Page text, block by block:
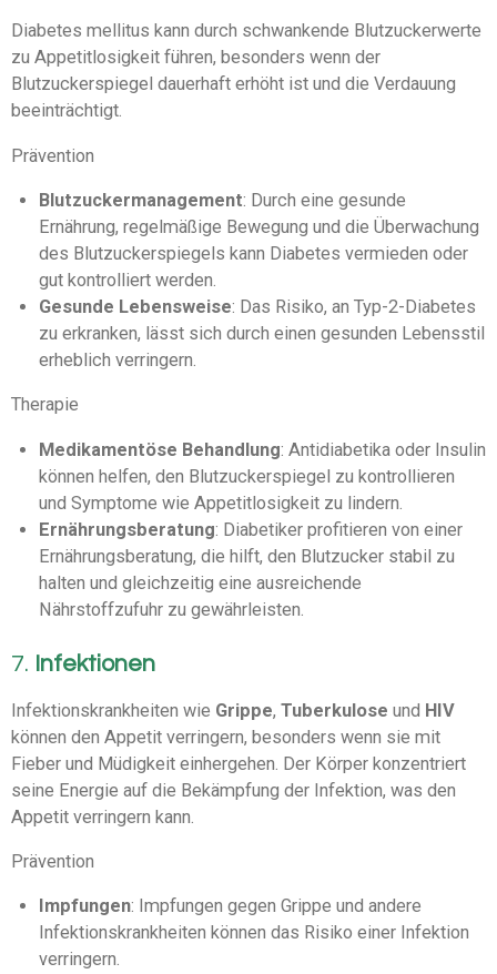
Diabetes mellitus kann durch schwankende Blutzuckerwerte
zu Appetitlosigkeit führen, besonders wenn der
Blutzuckerspiegel dauerhaft erhöht ist und die Verdauung
beeinträchtigt.
Prävention
Blutzuckermanagement: Durch eine gesunde
Ernährung, regelmäßige Bewegung und die Überwachung
des Blutzuckerspiegels kann Diabetes vermieden oder
gut kontrolliert werden.
Gesunde Lebensweise: Das Risiko, an Typ-2-Diabetes
zu erkranken, lässt sich durch einen gesunden Lebensstil
erheblich verringern.
Therapie
Medikamentöse Behandlung: Antidiabetika oder Insulin
können helfen, den Blutzuckerspiegel zu kontrollieren
und Symptome wie Appetitlosigkeit zu lindern.
Ernährungsberatung: Diabetiker profitieren von einer
Ernährungsberatung, die hilft, den Blutzucker stabil zu
halten und gleichzeitig eine ausreichende
Nährstoffzufuhr zu gewährleisten.
7. Infektionen
Infektionskrankheiten wie Grippe, Tuberkulose und HIV
können den Appetit verringern, besonders wenn sie mit
Fieber und Müdigkeit einhergehen. Der Körper konzentriert
seine Energie auf die Bekämpfung der Infektion, was den
Appetit verringern kann.
Prävention
Impfungen: Impfungen gegen Grippe und andere
Infektionskrankheiten können das Risiko einer Infektion
verringern.